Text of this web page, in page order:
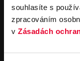
souhlasíte s
zpracováním
v Zásadách
Servisní služby
Servis